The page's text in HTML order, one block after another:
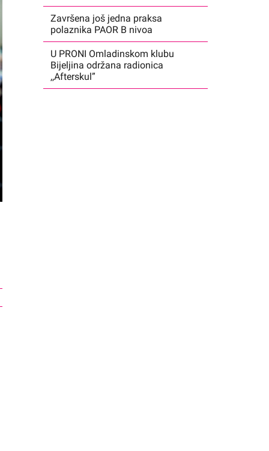
Završena još jedna praksa
polaznika PAOR B nivoa
U PRONI Omladinskom klubu
Bijeljina održana radionica
,,Afterskul”